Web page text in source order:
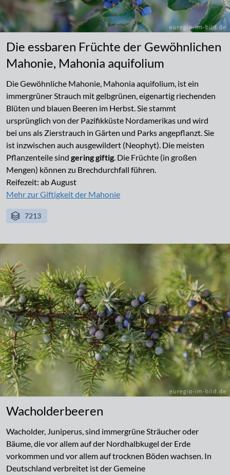
Die essbaren Früchte der Gewöhnlichen
Mahonie, Mahonia aquifolium
Die Gewöhnliche Mahonie, Mahonia aquifolium, ist ein
immergrüner Strauch mit gelbgrünen, eigenartig riechenden
Blüten und blauen Beeren im Herbst. Sie stammt
ursprünglich von der Pazifikküste Nordamerikas und wird
bei uns als Zierstrauch in Gärten und Parks angepflanzt. Sie
ist inzwischen auch ausgewildert (Neophyt). Die meisten
Pflanzenteile sind gering giftig. Die Früchte (in großen
Mengen) können zu Brechdurchfall führen.
Reifezeit: ab August
Mehr zur Giftigkeit der Mahonie
7213
Wacholderbeeren
Wacholder, Juniperus, sind immergrüne Sträucher oder
Bäume, die vor allem auf der Nordhalbkugel der Erde
vorkommen und vor allem auf trocknen Böden wachsen. In
Deutschland verbreitet ist der Gemeine